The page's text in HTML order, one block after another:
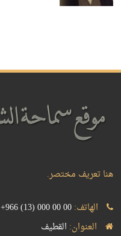
هنا تعريف مختصر.
الهاتف:+966 (13) 000 00 00
العنوان: القطيف